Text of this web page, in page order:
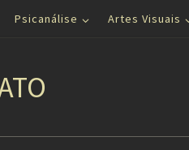
Psicanálise Artes Visuais